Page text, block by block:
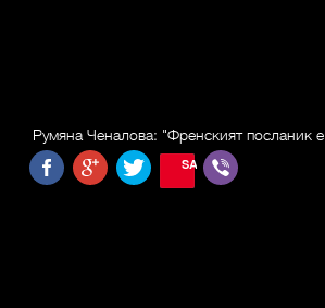
Румяна Ченалова: "Френският посланик
SAVE